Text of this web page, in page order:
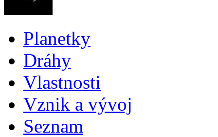
Planetky
Dráhy
Vlastnosti
Vznik a vývoj
Seznam